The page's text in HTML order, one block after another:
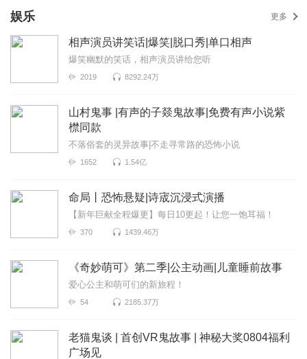
娱乐 更多
相声演员讲笑话|爆笑|脱口秀|单口相声
爆笑幽默的笑话，相声演员讲给您听
2019 8292.24万
山村鬼事 |有声的子燚鬼故事|免费有声小说紫
㯲同款
不落俗套的灵异故事|不走寻常路的恐怖小说
1652 1.54亿
命局丨恐怖悬疑|诗宬沉浸式演播
【新年巨献全程爆更】每日10更起！让您一饱耳福！
370 1439.46万
《奇妙萌可》第二季|公主动画|儿童睡前故事
爱心公主和萌可们的新旅程！
54 2185.37万
老猫鬼谈 | 首创VR鬼故事 | 神秘大奖0804福利
广场见